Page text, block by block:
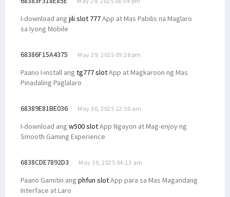
I-download ang jili slot 777App at Mas Pabilis na Maglaro
sa Iyong Mobile
68386F15A4375 May 29, 2025 09:28 pm
Paano I-install ang tg777 slotApp at Magkaroon ng Mas
Pinadaling Paglalaro
68389E81BE036 May 30, 2025 12:50 am
I-download ang w500 slotApp Ngayon at Mag-enjoy ng
Smooth Gaming Experience
6838CDE7892D3 May 30, 2025 04:13 am
Paano Gamitin ang phfun slotApp para sa Mas Magandang
Interface at Laro